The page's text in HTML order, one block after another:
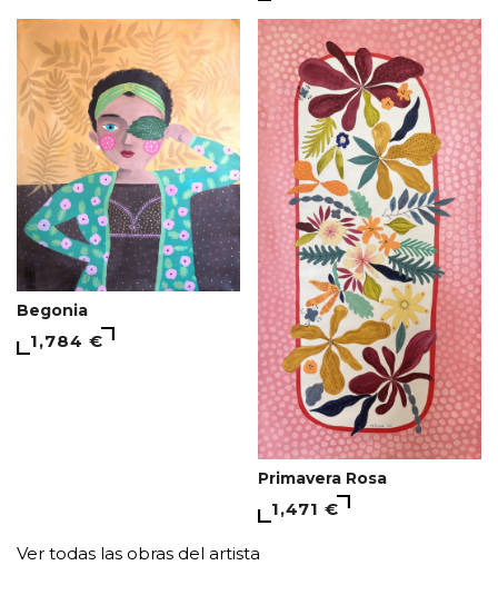
Begonia
1,784 €
Primavera Rosa
1,471 €
Ver todas las obras del artista